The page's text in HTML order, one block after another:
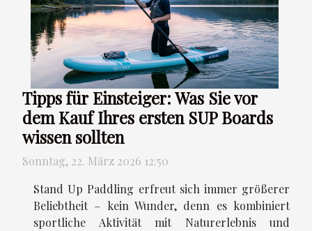
Tipps für Einsteiger: Was Sie vor
dem Kauf Ihres ersten SUP Boards
wissen sollten
Sonntag, 22. März 2026 12:50
Stand Up Paddling erfreut sich immer größerer
Beliebtheit – kein Wunder, denn es kombiniert
sportliche Aktivität mit Naturerlebnis und